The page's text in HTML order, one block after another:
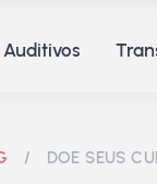
/ DOE SEUS